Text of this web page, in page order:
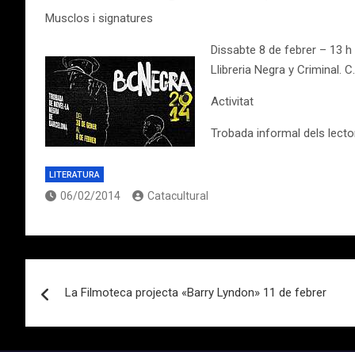
Musclos i signatures
Dissabte 8 de febrer – 13 h
Llibreria Negra y Criminal.
Activitat
Trobada informal dels
LITERATURA
06/02/2014 Catacultural
de
La Filmoteca projecta «Barry Lyndon» 11 de febrer